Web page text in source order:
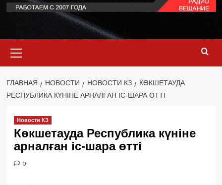
меню
ГЛАВНАЯ НОВОСТИ НОВОСТИ КЗ
КӨКШЕТАУДА
РЕСПУБЛИКА КҮНІНЕ АРНАЛҒАН ІС-ШАРА ӨТТІ
Новости КЗ
Көкшетауда Республика күніне
арналған іс-шара өтті
0